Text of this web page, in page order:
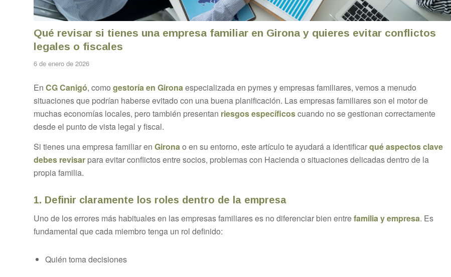
Qué revisar si tienes una empresa familiar en Girona y quieres evitar conflictos
legales o fiscales
6 de enero de 2026
En CG Canigó, como gestoría en Gironaespecializada en pymes y empresas familiares, vemos a menudo
situaciones que podrían haberse evitado con una buena planificación. Las empresas familiares son el motor de
muchas economías locales, pero también presentan riesgos específicoscuando no se gestionan correctamente
desde el punto de vista legal y fiscal.
Si tienes una empresa familiar en Girona o en su entorno, este artículo te ayudará a identificarqué aspectos clave
debes revisar para evitar conflictos entre socios, problemas con Hacienda o situaciones delicadas dentro de la
propia familia.
1. Definir claramente los roles dentro de la empresa
Uno de los errores más habituales en las empresas familiares es no diferenciar bien entrefamilia y empresa. Es
fundamental que cada miembro tenga un rol definido:
Quién toma decisiones